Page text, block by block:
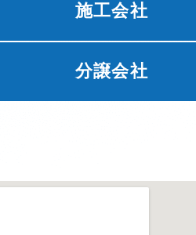
施工会社
分譲会社